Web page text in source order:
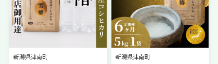
新潟県津南町 新潟県津南町